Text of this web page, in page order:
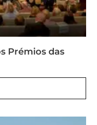
Prémios das